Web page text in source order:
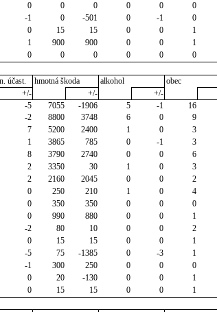
0 0 0 0 0 0
-1 0 -501 0 -1 0
0 15 15 0 0 1
1 900 900 0 0 1
0 0 0 0 0 0
účast. hmotná škoda alkohol
obec
+/- +/- +/-
-5 7055 -1906 5 -1 16
-2 8800 3748 6 0 9
7 5200 2400 1 0 3
1 3865 785 0 -1 3
8 3790 2740 0 0 6
2 3350 30 1 0 3
2 2160 2045 0 0 2
0 250 210 1 0 4
0 350 350 0 0 0
0 990 880 0 0 1
-2 80 10 0 0 2
0 15 15 0 0 1
-5 75 -1385 0 -3 1
-1 300 250 0 0 0
0 20 -130 0 0 1
0 15 15 0 0 1